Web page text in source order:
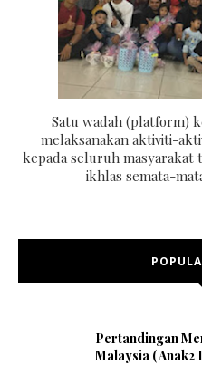
Satu wadah (platform)
melaksanakan aktiviti-
kepada seluruh masyarakat
ikhlas semata-
Pertandingan
Malaysia ( Anak2